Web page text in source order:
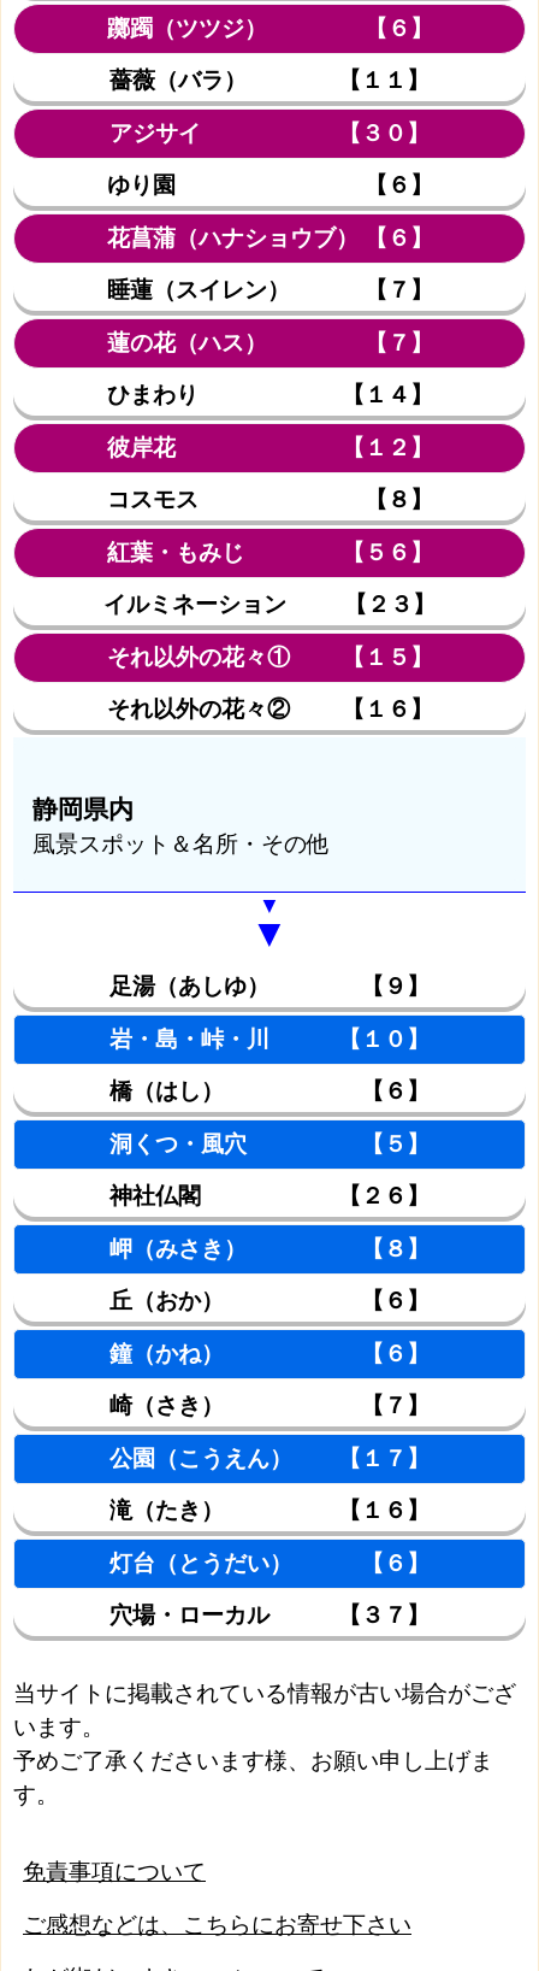
躑躅（ツツジ） 【６】
薔薇（バラ） 【１１】
アジサイ 【３０】
ゆり園 【６】
花菖蒲（ハナショウブ） 【６】
睡蓮（スイレン） 【７】
蓮の花（ハス） 【７】
ひまわり 【１４】
彼岸花 【１２】
コスモス 【８】
紅葉・もみじ 【５６】
イルミネーション 【２３】
それ以外の花々① 【１５】
それ以外の花々② 【１６】
静岡県内
風景スポット＆名所・その他
▼
▼
足湯（あしゆ） 【９】
岩・島・峠・川 【１０】
橋（はし） 【６】
洞くつ・風穴 【５】
神社仏閣 【２６】
岬（みさき） 【８】
丘（おか） 【６】
鐘（かね） 【６】
崎（さき） 【７】
公園（こうえん） 【１７】
滝（たき） 【１６】
灯台（とうだい） 【６】
穴場・ローカル 【３７】
当サイトに掲載されている情報が古い場合がござ
います。
予めご了承くださいます様、お願い申し上げま
す。
免責事項について
ご感想などは、こちらにお寄せ下さい